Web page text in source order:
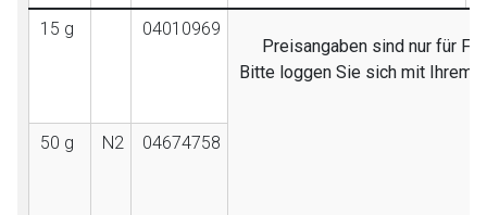
15 g
04010969
Preisangaben sind nur für
Bitte loggen Sie sich mit Ihrem
50 g N2 04674758